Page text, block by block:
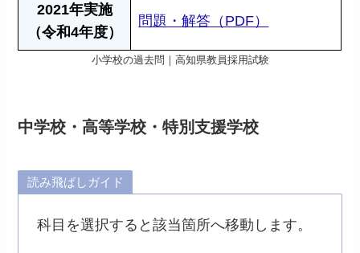
2021年実施
（令和4年度）
問題・解答（PDF）
小学校の過去問｜高知県教員採用試験
中学校・高等学校・特別支援学校
読み飛ばしガイド
科目を選択すると該当箇所へ移動します。